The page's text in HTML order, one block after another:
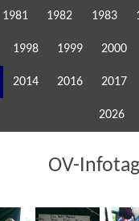
1981 1982 1983
1998 1999 2000
2014 2016 2017
2026
OV-